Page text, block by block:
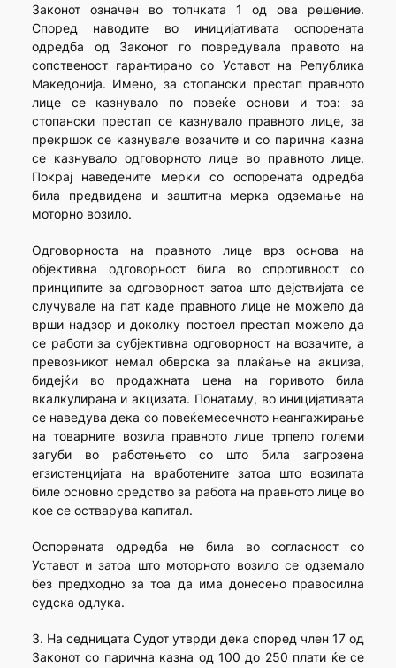
Законот означен во топчката 1 од ова решение.
Според наводите во иницијативата оспорената
одредба од Законот го повредувала правото на
сопственост гарантирано со Уставот на Република
Македонија. Имено, за стопански престап правното
лице се казнувало по повеќе основи и тоа: за
стопански престап се казнувало правното лице, за
прекршок се казнувале возачите и со парична казна
се казнувало одговорното лице во правното лице.
Покрај наведените мерки со оспорената одредба
била предвидена и заштитна мерка одземање на
моторно возило.
Одговорноста на правното лице врз основа на
објективна одговорност била во спротивност со
принципите за одговорност затоа што дејствијата се
случувале на пат каде правното лице не можело да
врши надзор и доколку постоел престап можело да
се работи за субјективна одговорност на возачите, а
превозникот немал обврска за плаќање на акциза,
бидејќи во продажната цена на горивото била
вкалкулирана и акцизата. Понатаму, во иницијативата
се наведува дека со повеќемесечното неангажирање
на товарните возила правното лице трпело големи
загуби во работењето со што била загрозена
егзистенцијата на вработените затоа што возилата
биле основно средство за работа на правното лице во
кое се остварува капитал.
Оспорената одредба не била во согласност со
Уставот и затоа што моторното возило се одземало
без предходно за тоа да има донесено правосилна
судска одлука.
3. На седницата Судот утврди дека според член 17 од
Законот со парична казна од 100 до 250 плати ќе се